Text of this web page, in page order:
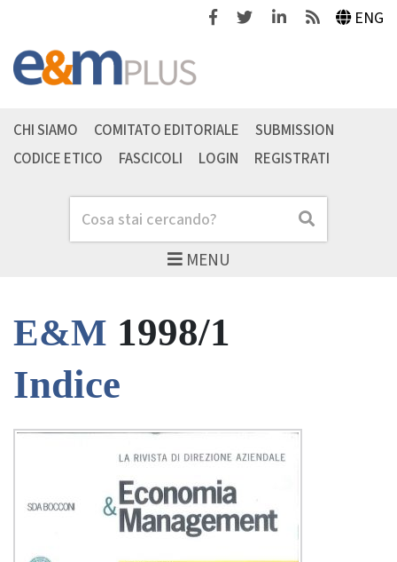
FacebookTwitterLinkedinFeeds ENG
MENU
Cerca Cerca
CHI SIAMO COMITATO EDITORIALE
SUBMISSION
CODICE ETICO
FASCICOLI LOGIN REGISTRATI
E&M 1998/1
Indice